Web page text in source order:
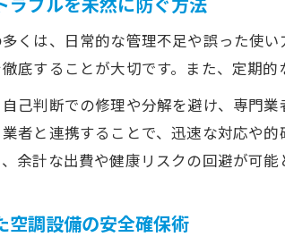
空調
空調
くは、日常的な管理不足や誤った使
底することが大切です。また、定期
己判断での修理や分解を避け、専門
者と連携することで、迅速な対応や
余計な出費や健康リスクの回避が可能
空調設備の安全確保術